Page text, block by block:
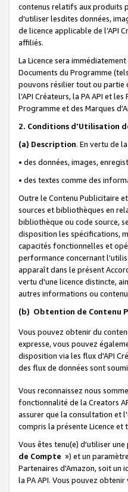
contenus relatifs aux produits
d'utiliser lesdites données,
de licence applicable de l’API
affiliés.
La Licence sera
Documents du Programme
pouvons résilier tout ou partie
l’API Créateurs, la PA API et
Programme et des Marques
2. Conditions d'Utilisation
(a) Description. En vertu de
• des données, images,
• des textes comme des
Outre le Contenu Publicitaire
sources et bibliothèques en
bibliothèque ou code source,
disposition les spécifications,
capacités fonctionnelles et
performance concernant
apparaît dans le présent
vertu d'une licence distincte,
autres informations ou
(b) Obtention de Contenu
Vous pouvez obtenir du
expresse, vous pouvez
disposition via les flux d'API
des flux de données sont
Vous reconnaissez nous
fonctionnalité de la Creators
assurer que la consultation et
compris la présente Licence
Vous êtes tenu(e) d'utiliser
de Compte ») et un
Partenaires d'Amazon, soit un
la PA API. Vous pouvez